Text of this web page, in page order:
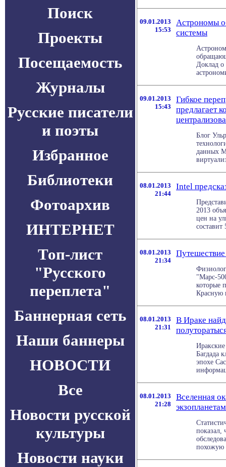
Поиск
Проекты
Посещаемость
Журналы
Русские писатели
и поэты
Избранное
Библиотеки
Фотоархив
ИНТЕРНЕТ
Топ-лист
"Русского
переплета"
Баннерная сеть
Наши баннеры
НОВОСТИ
Все
Новости русской
культуры
Новости науки
09.01.2013
15:53
Астрономы
системы
Доклад о
09.01.2013
15:43
Гибкое
предлагает
Блог
данных
08.01.2013
21:44
Intel
2013
цен на
08.01.2013
21:34
"Марс-
которые
Красную
08.01.2013
21:31
В Ираке
Багдада
эпохе
08.01.2013
21:28
Вселенная
показал,
похожую